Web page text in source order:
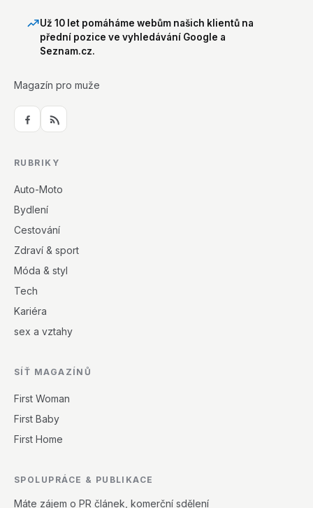
Už 10 let pomáháme webům našich klientů na
přední pozice ve vyhledávání Google a
Seznam.cz.
Magazín pro muže
RUBRIKY
Auto-Moto
Bydlení
Cestování
Zdraví & sport
Móda & styl
Tech
Kariéra
sex a vztahy
SÍŤ MAGAZÍNŮ
First Woman
First Baby
First Home
SPOLUPRÁCE & PUBLIKACE
Máte zájem o PR článek, komerční sdělení